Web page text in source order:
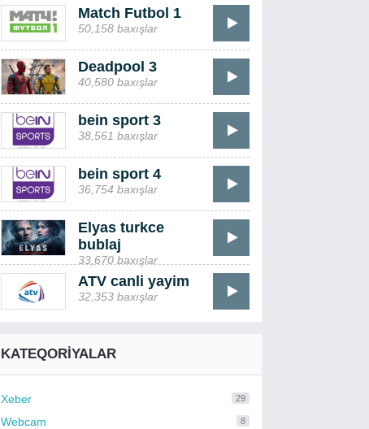
Match Futbol 1
50,158 baxışlar
Deadpool 3
40,580 baxışlar
bein sport 3
38,561 baxışlar
bein sport 4
36,754 baxışlar
Elyas turkce
bublaj
33,670 baxışlar
ATV canli yayim
32,353 baxışlar
KATEQORIYALAR
Xeber 29
Webcam 8